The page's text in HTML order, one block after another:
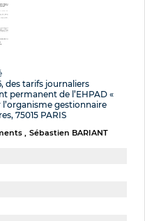
des tarifs journaliers
permanent de l’EHPAD «
l’organisme gestionnaire
75015 PARIS
Sébastien BARIANT